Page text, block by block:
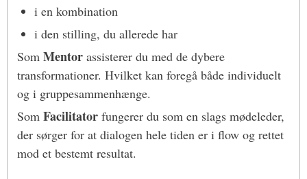
i en kombination
i den stilling, du allerede har
Som Mentor assisterer du med de dybere
transformationer. Hvilket kan foregå både individuelt
og i gruppesammenhænge.
Som Facilitator fungerer du som en slags mødeleder,
der sørger for at dialogen hele tiden er i flow og rettet
mod et bestemt resultat.